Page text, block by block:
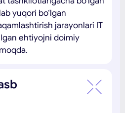
yuqori bo‘lgan
jarayonlari IT
ehtiyojni doimiy